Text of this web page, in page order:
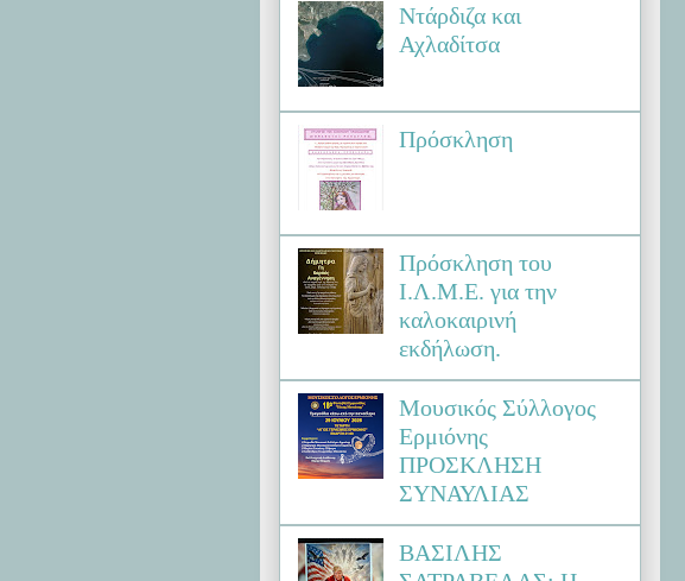
Ντάρδιζα και
Αχλαδίτσα
Πρόσκληση
Πρόσκληση του
Ι.Λ.Μ.Ε. για την
καλοκαιρινή
εκδήλωση.
Μουσικός Σύλλογος
Ερμιόνης
ΠΡΟΣΚΛΗΣΗ
ΣΥΝΑΥΛΙΑΣ
ΒΑΣΙΛΗΣ